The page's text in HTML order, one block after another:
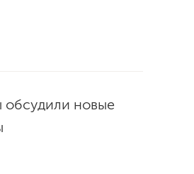
новые